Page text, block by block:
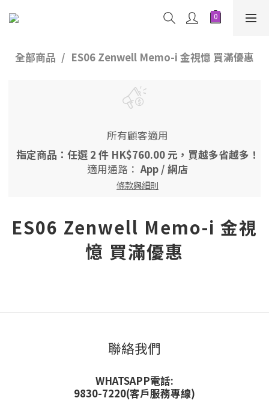
全部商品 ES06 Zenwell Memo-i 金視憶 買滿優惠
所有顧客適用
指定商品：任選 2 件 HK$760.00 元，買越多省越多！
適用通路：App / 網店
條款與細則
ES06 Zenwell Memo-i 金視
憶 買滿優惠
聯絡我們
WHATSAPP電話:
9830-7220(客戶服務專線)